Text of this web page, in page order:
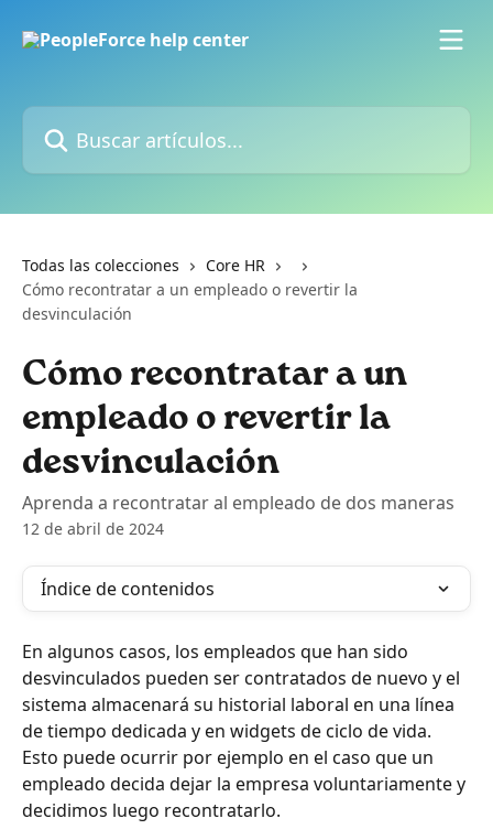
Buscar artículos...
Todas las colecciones
Core HR
Cómo recontratar a un empleado o revertir la
desvinculación
Cómo recontratar a un
empleado o revertir la
desvinculación
Aprenda a recontratar al empleado de dos maneras
12 de abril de 2024
Índice de contenidos
En algunos casos, los empleados que han sido
desvinculados pueden ser contratados de nuevo y el
sistema almacenará su historial laboral en una línea
de tiempo dedicada y en widgets de ciclo de vida.
Esto puede ocurrir por ejemplo en el caso que un
empleado decida dejar la empresa voluntariamente y
decidimos luego recontratarlo.